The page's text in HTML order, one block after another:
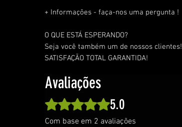
+ Informações - faça-nos uma pergunta !
O QUE ESTÁ ESPERANDO?
Seja você também um de nossos clientes!
SATISFAÇÃO TOTAL GARANTIDA!
Avaliações
Rated 5 out of 5 stars.
5.0
Com base em 2 avaliações